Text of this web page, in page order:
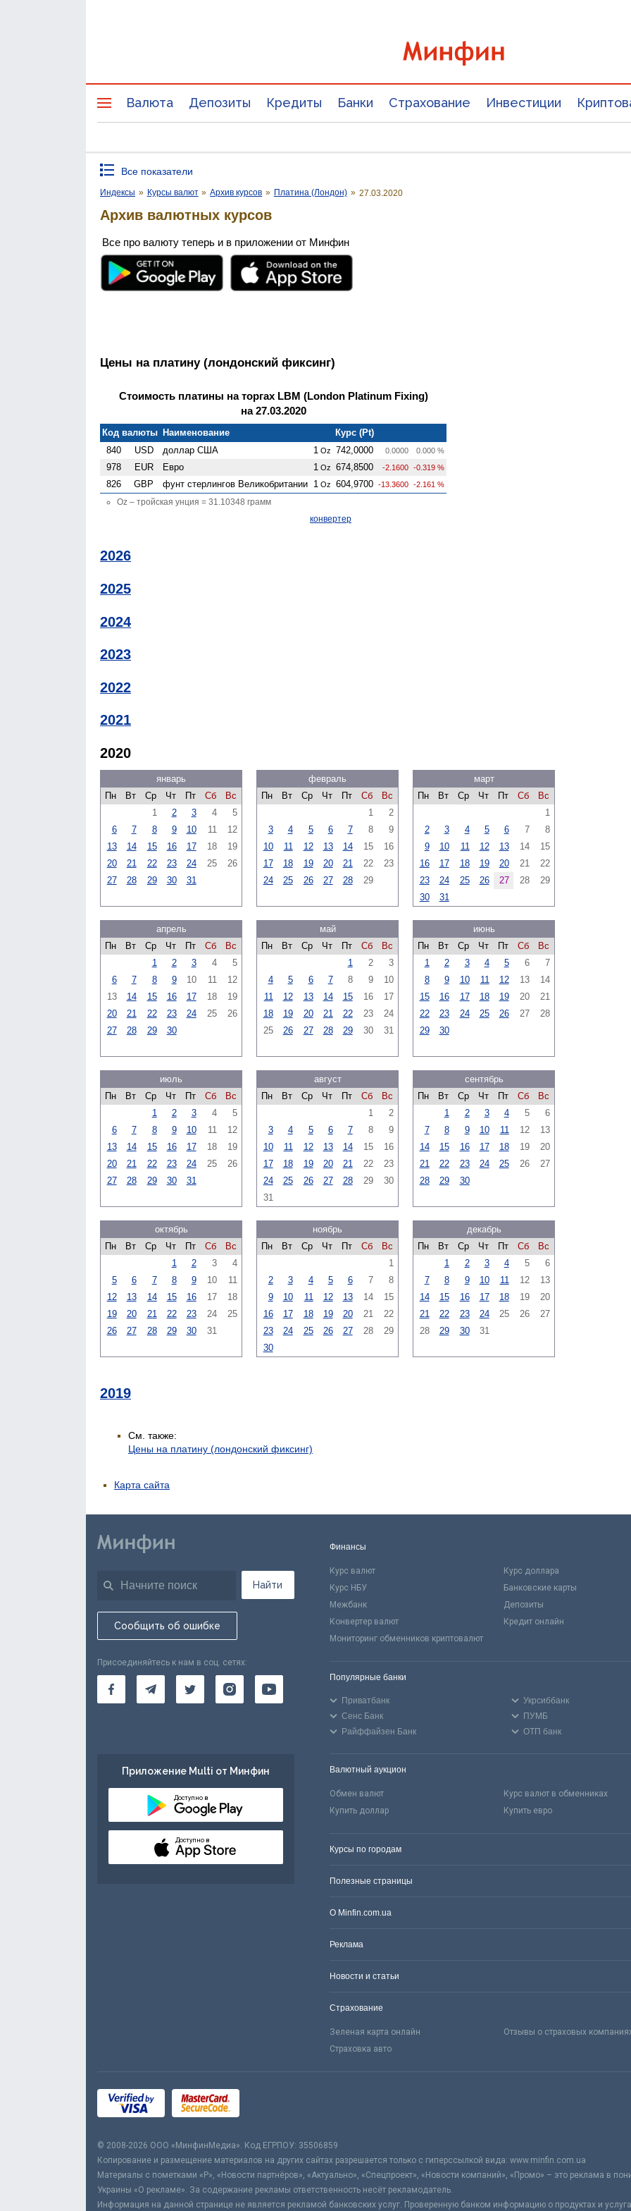
Валюта Депозиты Кредиты Банки Страхование Инвестиции
Все показатели
Индексы » Курсы валют » Архив курсов » Платина (Лондон) » 27.03.2020
Архив валютных курсов
Все про валюту теперь и в приложении от Минфин
Цены на платину (лондонский фиксинг)
Стоимость платины на торгах LBM (London Platinum Fixing)
на 27.03.2020
Код валюты Наименование
Курс (Pt)
840
USD доллар США 1 Oz 742,0000 0.0000 0.000 %
978 EUR Евро 1 Oz 674,8500 -2.1600 -0.319 %
826 GBP фунт стерлингов Велико­британии 1 Oz 604,9700 -13.3600 -2.161 %
Oz – тройская унция = 31.10348 грамм
конвертер
2026
2025
2024
2023
2022
2021
2020
январь
Пн
Вт Ср Чт Пт Сб
Вс
1
2 3 4
5
6
7 8 9 10 11
12
13
14 15 16 17 18
19
20
21 22 23 24 25
26
27
28 29 30 31
февраль
Пн
Вт Ср Чт Пт Сб
Вс
1
2
3
4 5 6 7 8
9
10
11 12 13 14 15
16
17
18 19 20 21 22
23
24
25 26 27 28 29
март
Пн
Вт Ср Чт Пт Сб
Вс
1
2
3 4 5 6 7
8
9
10 11 12 13 14
15
16
17 18 19 20 21
22
23
24 25 26 27 28
29
30
31
апрель
Пн
Вт Ср Чт Пт Сб
Вс
1
2 3 4
5
6
7 8 9 10 11
12
13
14 15 16 17 18
19
20
21 22 23 24 25
26
27
28 29 30
май
Пн
Вт Ср Чт Пт Сб
Вс
1
2
3
4
5 6 7 8 9
10
11
12 13 14 15 16
17
18
19 20 21 22 23
24
25
26 27 28 29 30 31
июнь
Пн
Вт Ср Чт Пт Сб
Вс
1
2 3 4 5 6
7
8
9 10 11 12 13
14
15
16 17 18 19 20
21
22
23 24 25 26 27
28
29
30
июль
Пн
Вт Ср Чт Пт Сб
Вс
1
2 3 4
5
6
7 8 9 10 11
12
13
14 15 16 17 18
19
20
21 22 23 24 25
26
27
28 29 30 31
август
Пн
Вт Ср Чт Пт Сб
Вс
1
2
3
4 5 6 7 8
9
10
11 12 13 14 15
16
17
18 19 20 21 22
23
24
25 26 27 28 29
30
31
сентябрь
Пн
Вт Ср Чт Пт Сб
Вс
1
2 3 4 5
6
7
8 9 10 11 12
13
14
15 16 17 18 19
20
21
22 23 24 25 26
27
28
29 30
октябрь
Пн
Вт Ср Чт Пт Сб
Вс
1
2 3
4
5
6 7 8 9 10
11
12
13 14 15 16 17
18
19
20 21 22 23 24
25
26
27 28 29 30 31
ноябрь
Пн
Вт Ср Чт Пт Сб
Вс
1
2
3 4 5 6 7
8
9
10 11 12 13 14
15
16
17 18 19 20 21
22
23
24 25 26 27 28
29
30
декабрь
Пн
Вт Ср Чт Пт Сб
Вс
1
2 3 4 5
6
7
8 9 10 11 12
13
14
15 16 17 18 19
20
21
22 23 24 25 26
27
28
29 30 31
2019
См. также:
Цены на платину (лондонский фиксинг)
Карта сайта
Найти
Сообщить об ошибке
Присоединяйтесь к нам в соц. сетях:
Приложение Multi от Минфин
Доступно в
Доступно в
Финансы
Курс валют Курс доллара
Курс НБУ
Банковские карты
Межбанк
Депозиты
Конвертер валют
Кредит онлайн
Мониторинг обменников криптовалют
Популярные банки
Приватбанк Укрсиббанк
Сенс Банк
ПУМБ
Райффайзен Банк
ОТП банк
Валютный аукцион
Обмен валют Курс валют в обменниках
Купить доллар
Купить евро
Курсы по городам
Полезные страницы
О Minfin.com.ua
Реклама
Новости и статьи
Страхование
Зеленая карта онлайн Отзывы о страховых
Страховка авто
© 2008-2026 ООО «МинфинМедиа». Код ЕГРПОУ: 35506859
Копирование и размещение материалов на других сайтах разрешается только с гиперссылкой вида: www.minfin.com.ua
Материалы с пометками «Р», «Новости партнёров», «Актуально», «Спецпроект», «Новости компаний», «Промо» – это реклама в
Украины «О рекламе». За содержание рекламы ответственность несёт рекламодатель.
Информация на данной странице не является рекламой банковских услуг. Проверенную банком информацию о продуктах и